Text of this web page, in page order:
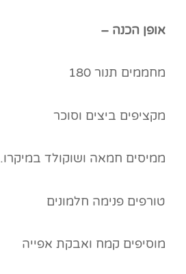
אופן הכנה –
מחממים תנור 180
מקציפים ביצים וסוכר
ממיסים חמאה ושוקולד במיקרו.
טורפים פנימה חלמונים
מוסיפים קמח ואבקת אפייה